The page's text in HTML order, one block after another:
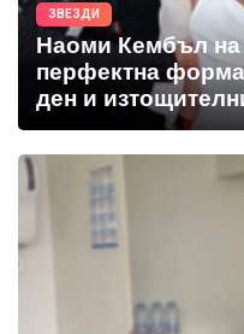
ЗВЕЗДИ
Наоми Кембъл на
перфектна
ден и